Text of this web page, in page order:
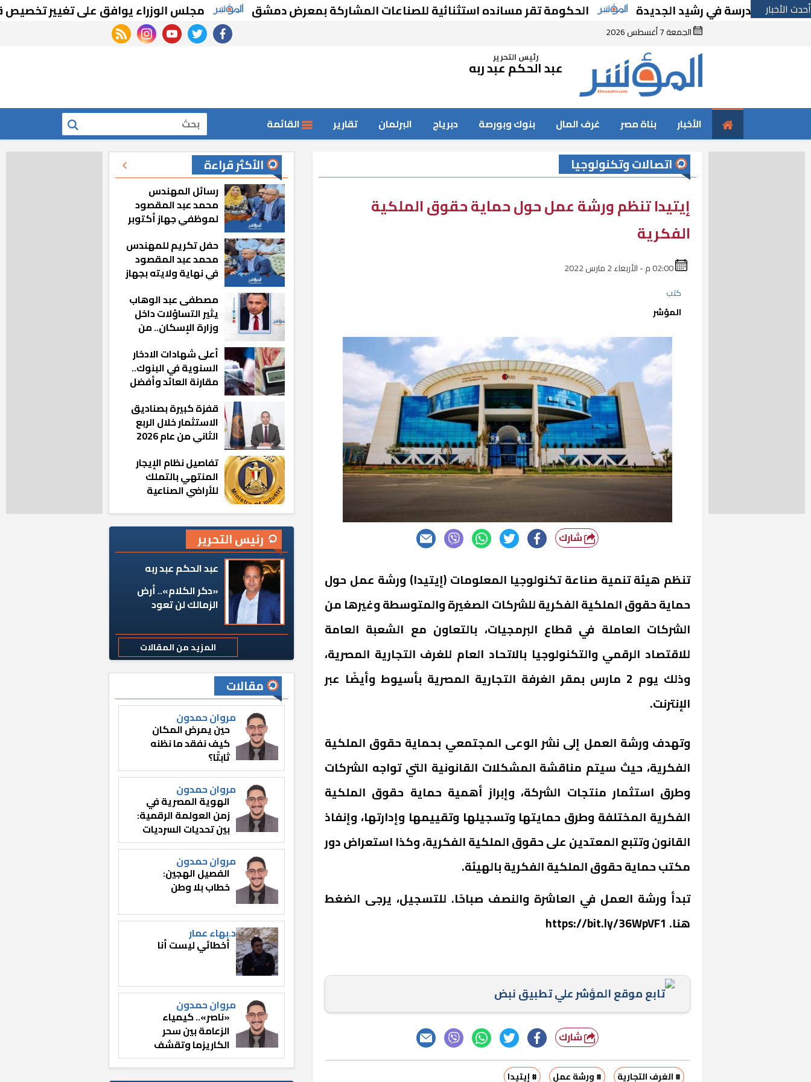
أحدث الأخبارمدرسة في رشيد الجديدة الحكومة تقر مسانده استثنائية للصناعات المشاركة بمعرض دمشق مجلس الوزراء يوافق على تغيير تخصيص قطع
الجمعة 7 أغسطس 2026 facebook
twitter
youtube
instagram
rss feed
رئيس التحرير
عبد الحكم عبد ربه
الأخبار بناة مصر غرف المال بنوك وبورصة دبرياج البرلمان تقارير القائمة بحث
اتصالات وتكنولوجيا
إيتيدا تنظم ورشة عمل حول حماية حقوق الملكية
الفكرية
كتب
المؤشر
شارك
تنظم هيئة تنمية صناعة تكنولوجيا المعلومات (إيتيدا) ورشة عمل حول
حماية حقوق الملكية الفكرية للشركات الصغيرة والمتوسطة وغيرها من
الشركات العاملة في قطاع البرمجيات، بالتعاون مع الشعبة العامة
للاقتصاد الرقمي والتكنولوجيا بالاتحاد العام للغرف التجارية المصرية،
وذلك يوم 2 مارس بمقر الغرفة التجارية المصرية بأسيوط وأيضًا عبر
الإنترنت.
وتهدف ورشة العمل إلى نشر الوعى المجتمعي بحماية حقوق الملكية
الفكرية، حيث سيتم مناقشة المشكلات القانونية التي تواجه الشركات
وطرق استثمار منتجات الشركة، وإبراز أهمية حماية حقوق الملكية
الفكرية المختلفة وطرق حمايتها وتسجيلها وتقييمها وإدارتها، وإنفاذ
القانون وتتبع المعتدين على حقوق الملكية الفكرية، وكذا استعراض دور
مكتب حماية حقوق الملكية الفكرية بالهيئة.
تبدأ ورشة العمل في العاشرة والنصف صباحًا. للتسجيل، يرجى الضغط
هنا. ‏https://bit.ly/36WpVF1
تابع موقع المؤشر علي تطبيق نبض
شارك
# الغرف التجارية # ورشة عمل
# إيتيدا
الأكثر قراءة
رسائل المهندس
محمد عبد المقصود
لموظفي جهاز أكتوبر
مشيت والمدينة
رجعت للخلف»
حفل تكريم للمهندس
محمد عبد المقصود
في نهاية ولايته بجهاز
مصطفى عبد الوهاب
يثير التساؤلات داخل
وزارة الإسكان.. من
المناصب؟
أعلى شهادات الادخار
السنوية في البنوك..
مقارنة العائد وأفضل
قفزة كبيرة بصناديق
الاستثمار خلال الربع
الثاني من عام 2026
تفاصيل نظام الإيجار
المنتهي بالتملك
للأراضي الصناعية
رئيس التحرير
عبد الحكم عبد ربه
«دكر الكلام».. أرض
الزمالك لن تعود
المزيد من المقالات
مقالات
مروان حمدون
حين يمرض المكان
كيف نفقد ما نظنه
ثابتًا؟
مروان حمدون
الهوية المصرية في
زمن العولمة الرقمية:
بين تحديات السرديات
وصناعة الوعي
مروان حمدون
الفصيل الهجين:
خطاب بلا وطن
د.بهاء عمار
أخطائي ليست أنا
مروان حمدون
«ناصر».. كيمياء
الزعامة بين سحر
الكاريزما وتقشف
الثائر